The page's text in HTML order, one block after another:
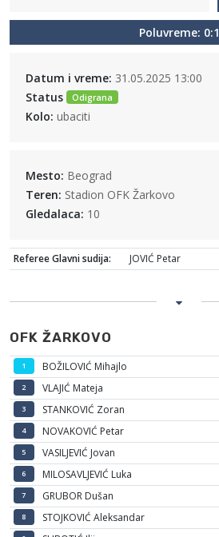
Poluvreme: 0:1
Datum i vreme: 31.05.2025 13:00
Status
Odigrana
Kolo: ubaciti
Mesto: Beograd
Teren: Stadion OFK Žarkovo
Gledalaca: 10
Referee Glavni sudija: JOVIĆ Petar
OFK ŽARKOVO
1 BOŽILOVIĆ Mihajlo
2 VLAJIĆ Mateja
3 STANKOVIĆ Zoran
4 NOVAKOVIĆ Petar
5 VASILJEVIĆ Jovan
6 MILOSAVLJEVIĆ Luka
7 GRUBOR Dušan
8 STOJKOVIĆ Aleksandar